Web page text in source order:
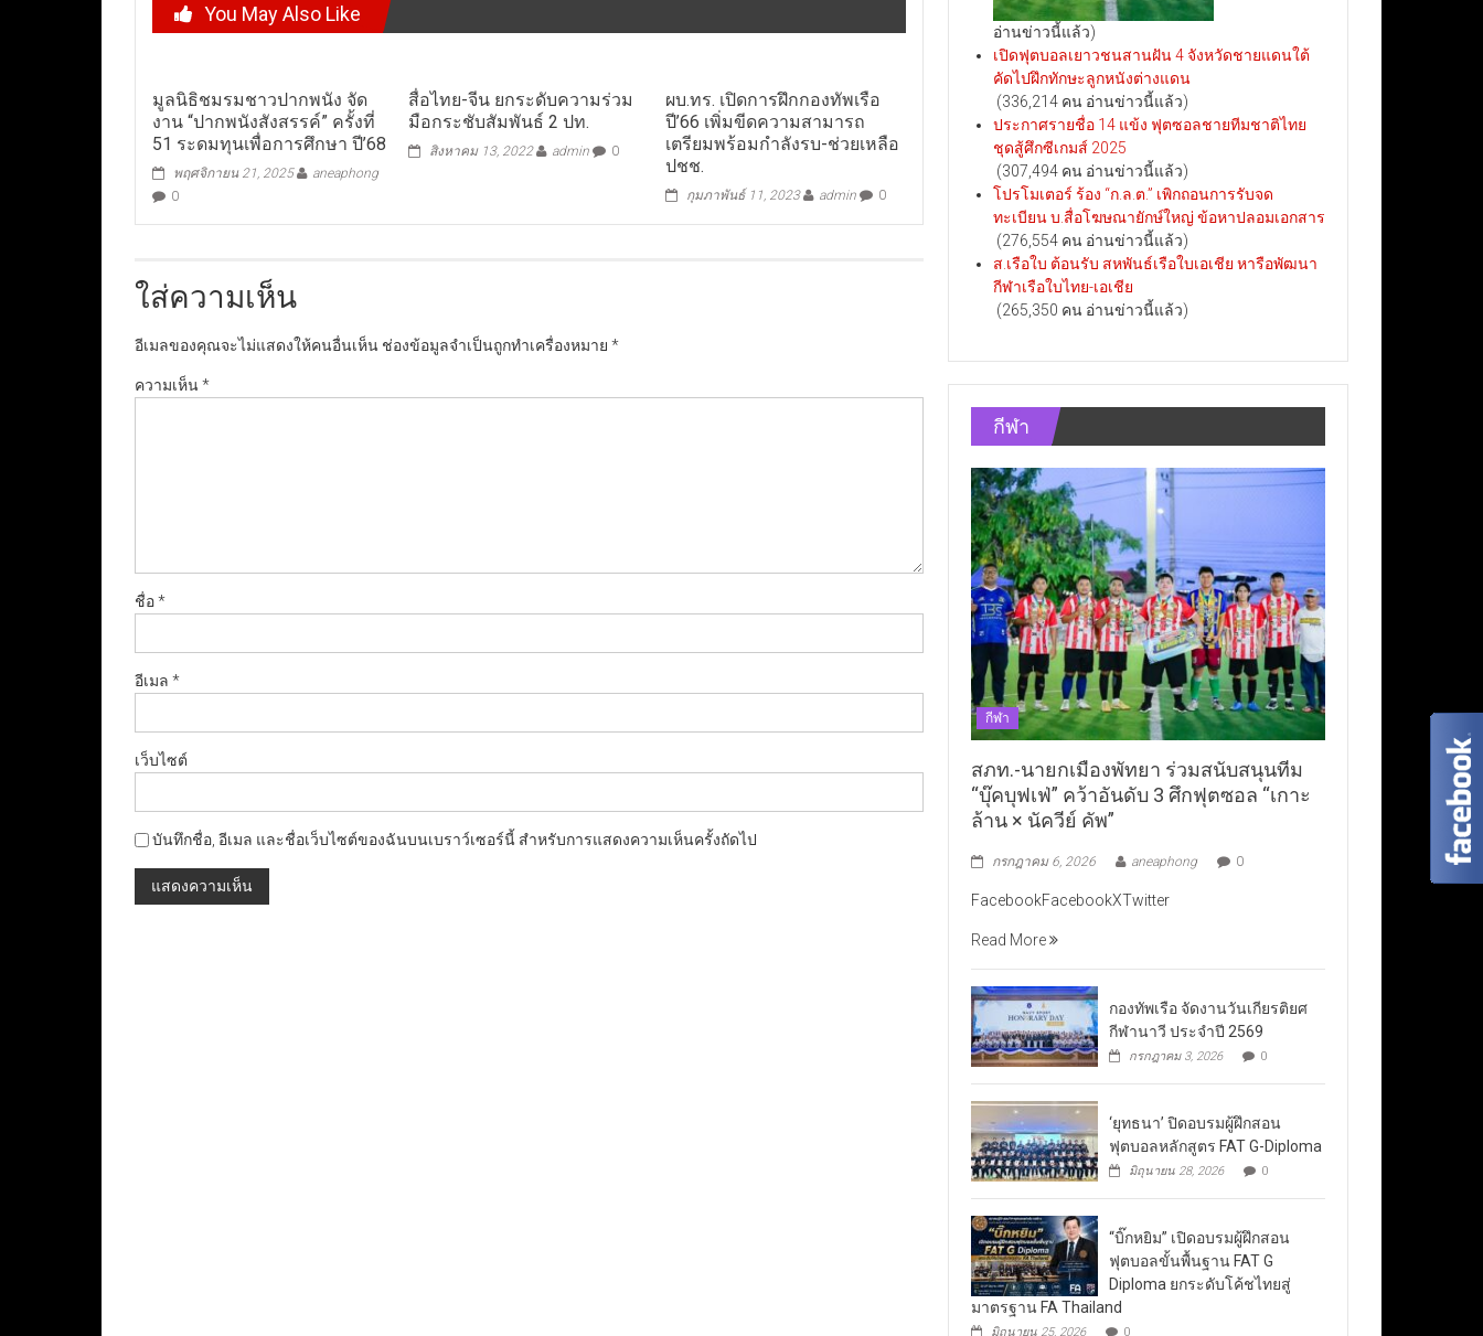
You May Also Like
มูลนิธิชมรมชาวปากพนัง จัด
งาน “ปากพนังสังสรรค์” ครั้งที่
51 ระดมทุนเพื่อการศึกษา ปี’68
พฤศจิกายน 21, 2025
aneaphong
0
สื่อไทย-จีน ยกระดับความร่วม
มือกระชับสัมพันธ์ 2 ปท.
สิงหาคม 13, 2022 admin 0
ผบ.ทร. เปิดการฝึกกองทัพเรือ
ปี’66 เพิ่มขีดความสามารถ
เตรียมพร้อมกำลังรบ-ช่วยเหลือ
ปชช.
กุมภาพันธ์ 11, 2023 admin 0
ใส่ความเห็น
อีเมลของคุณจะไม่แสดงให้คนอื่นเห็น ช่องข้อมูลจำเป็นถูกทำเครื่องหมาย *
ความเห็น*
ชื่อ*
อีเมล *
เว็บไซต์
บันทึกชื่อ, อีเมล และชื่อเว็บไซต์ของฉันบนเบราว์เซอร์นี้ สำหรับการแสดงความเห็นครั้งถัดไป
อ่านข่าวนี้แล้ว)
เปิดฟุตบอลเยาวชนสานฝัน 4 จังหวัดชายแดนใต้
คัดไปฝึกทักษะลูกหนังต่างแดน
(336,214 คน อ่านข่าวนี้แล้ว)
ประกาศรายชื่อ 14 แข้ง ฟุตซอลชายทีมชาติไทย
ชุดสู้ศึกซีเกมส์ 2025
(307,494 คน อ่านข่าวนี้แล้ว)
โปรโมเตอร์ ร้อง “ก.ล.ต.” เพิกถอนการรับจด
ทะเบียน บ.สื่อโฆษณายักษ์ใหญ่ ข้อหาปลอมเอกสาร
(276,554 คน อ่านข่าวนี้แล้ว)
ส.เรือใบ ต้อนรับ สหพันธ์เรือใบเอเชีย หารือพัฒนา
กีฬาเรือใบไทย-เอเชีย
(265,350 คน อ่านข่าวนี้แล้ว)
กีฬา
กีฬา
สภท.-นายกเมืองพัทยา ร่วมสนับสนุนทีม
“บุ๊คบุฟเฟ่” คว้าอันดับ 3 ศึกฟุตซอล “เกาะ
ล้าน × นัควีย์ คัพ”
กรกฎาคม 6, 2026 aneaphong 0
FacebookFacebookXTwitter
Read More
กองทัพเรือ จัดงานวันเกียรติยศ
กีฬานาวี ประจำปี 2569
กรกฎาคม 3, 2026 0
‘ยุทธนา’ ปิดอบรมผู้ฝึกสอน
ฟุตบอลหลักสูตร FAT G-Diploma
มิถุนายน 28, 2026 0
“บิ๊กหยิม” เปิดอบรมผู้ฝึกสอน
ฟุตบอลขั้นพื้นฐาน FAT G
Diploma ยกระดับโค้ชไทยสู่
มาตรฐาน FA Thailand
มิถุนายน 25, 2026 0